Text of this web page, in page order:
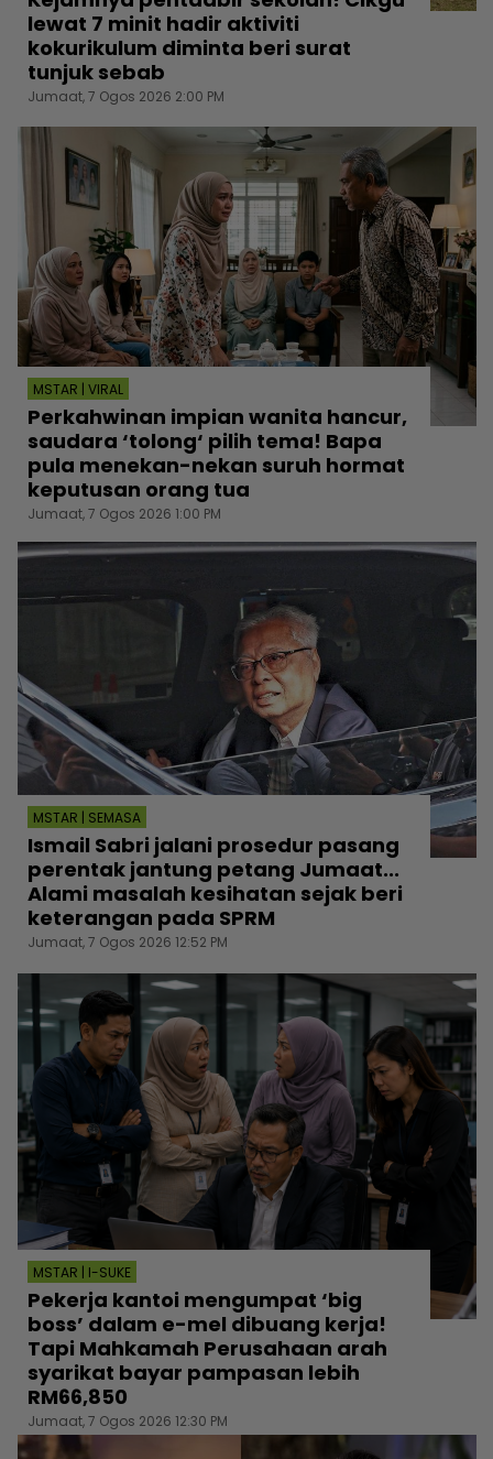
lewat 7 minit hadir aktiviti
kokurikulum diminta beri surat
tunjuk sebab
Jumaat, 7 Ogos 2026 2:00 PM
MSTAR | VIRAL
Perkahwinan impian wanita hancur,
saudara ‘tolong‘ pilih tema! Bapa
pula menekan-nekan suruh hormat
keputusan orang tua
Jumaat, 7 Ogos 2026 1:00 PM
MSTAR | SEMASA
Ismail Sabri jalani prosedur pasang
perentak jantung petang Jumaat...
Alami masalah kesihatan sejak beri
keterangan pada SPRM
Jumaat, 7 Ogos 2026 12:52 PM
MSTAR | I-SUKE
Pekerja kantoi mengumpat ‘big
boss’ dalam e-mel dibuang kerja!
Tapi Mahkamah Perusahaan arah
syarikat bayar pampasan lebih
RM66,850
Jumaat, 7 Ogos 2026 12:30 PM